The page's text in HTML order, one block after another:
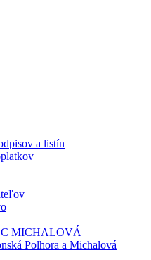
a listín
MICHALOVÁ
Polhora a Michalová